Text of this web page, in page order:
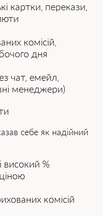
картки, перекази,
комісій,
дня
чат, емейл,
менеджери)
себе як надійний
високий %
комісій